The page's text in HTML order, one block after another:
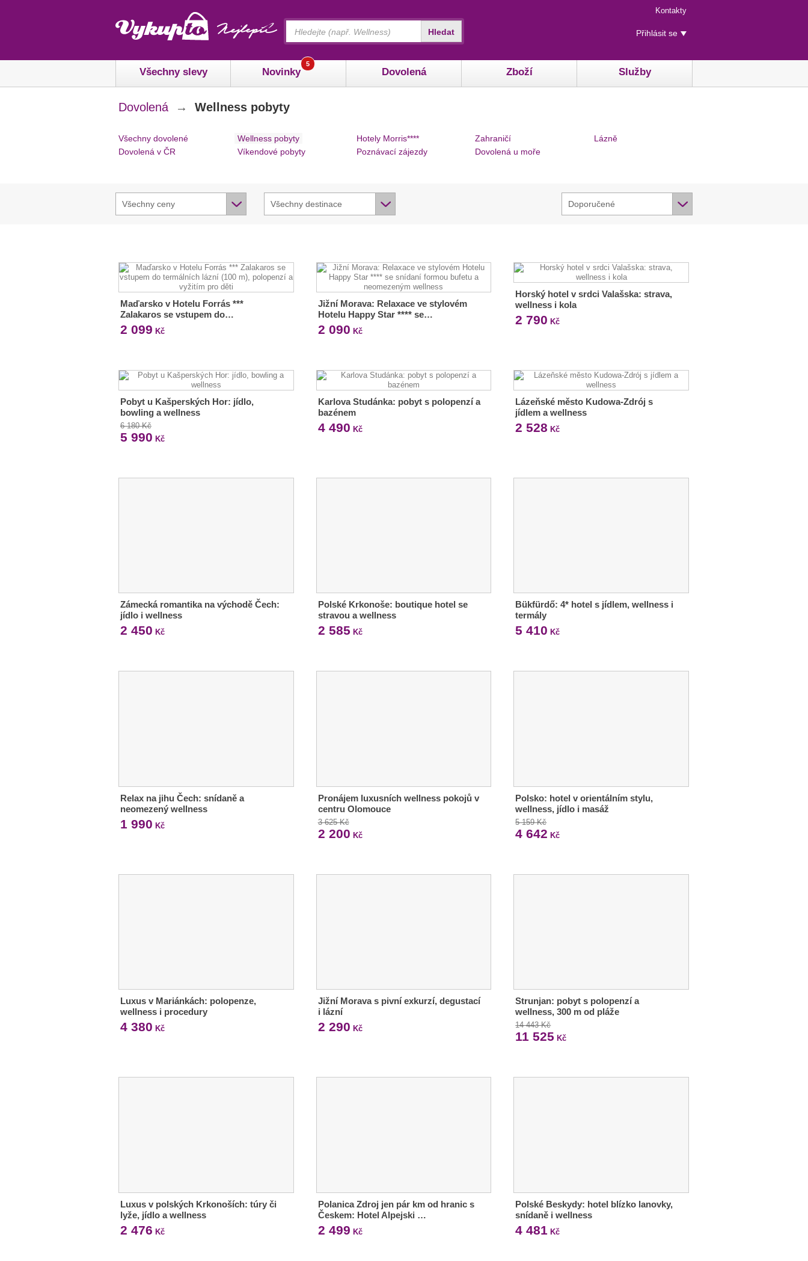
Menu
rychlého
přístupu
Kontakty
Uživatelské
menu
Přihlásit se
Všechny slevy Novinky
5
Dovolená Zboží Služby
Hledat
Dovolená → Wellness pobyty
Všechny dovolené
Dovolená v ČR
Wellness pobyty
Víkendové pobyty
Hotely Morris****
Poznávací zájezdy
Zahraničí
Dovolená u moře
Lázně
Všechny destinace
Všechny ceny Doporučené
Maďarsko v Hotelu Forrás ***
Zalakaros se vstupem do…
2 099 Kč
Jižní Morava: Relaxace ve stylovém
Hotelu Happy Star **** se…
2 090 Kč
Horský hotel v srdci Valašska: strava,
wellness i kola
2 790 Kč
Pobyt u Kašperských Hor: jídlo,
bowling a wellness
6 180 Kč
5 990 Kč
Karlova Studánka: pobyt s polopenzí a
bazénem
4 490 Kč
Lázeňské město Kudowa-Zdrój s
jídlem a wellness
2 528 Kč
Zámecká romantika na východě Čech:
jídlo i wellness
2 450 Kč
Polské Krkonoše: boutique hotel se
stravou a wellness
2 585 Kč
Bükfürdő: 4* hotel s jídlem, wellness i
termály
5 410 Kč
Relax na jihu Čech: snídaně a
neomezený wellness
1 990 Kč
Pronájem luxusních wellness pokojů v
centru Olomouce
3 625 Kč
2 200 Kč
Polsko: hotel v orientálním stylu,
wellness, jídlo i masáž
5 159 Kč
4 642 Kč
Luxus v Mariánkách: polopenze,
wellness i procedury
4 380 Kč
Jižní Morava s pivní exkurzí, degustací
i lázní
2 290 Kč
Strunjan: pobyt s polopenzí a
wellness, 300 m od pláže
14 443 Kč
11 525 Kč
Luxus v polských Krkonoších: túry či
lyže, jídlo a wellness
2 476 Kč
Polanica Zdroj jen pár km od hranic s
Českem: Hotel Alpejski …
2 499 Kč
Polské Beskydy: hotel blízko lanovky,
snídaně i wellness
4 481 Kč